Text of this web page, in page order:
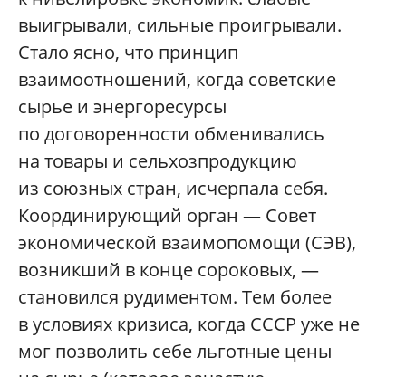
выигрывали, сильные проигрывали.
Стало ясно, что принцип
взаимоотношений, когда советские
сырье и энергоресурсы
по договоренности обменивались
на товары и сельхозпродукцию
из союзных стран, исчерпала себя.
Координирующий орган — Совет
экономической взаимопомощи (СЭВ),
возникший в конце сороковых, —
становился рудиментом. Тем более
в условиях кризиса, когда СССР уже не
мог позволить себе льготные цены